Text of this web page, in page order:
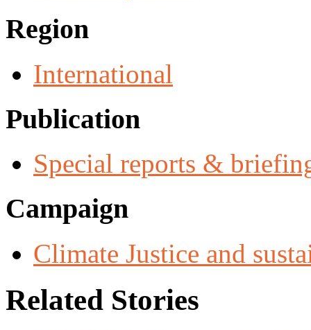
Region
International
Publication
Special reports &
Campaign
Climate Justice and
Related Stories